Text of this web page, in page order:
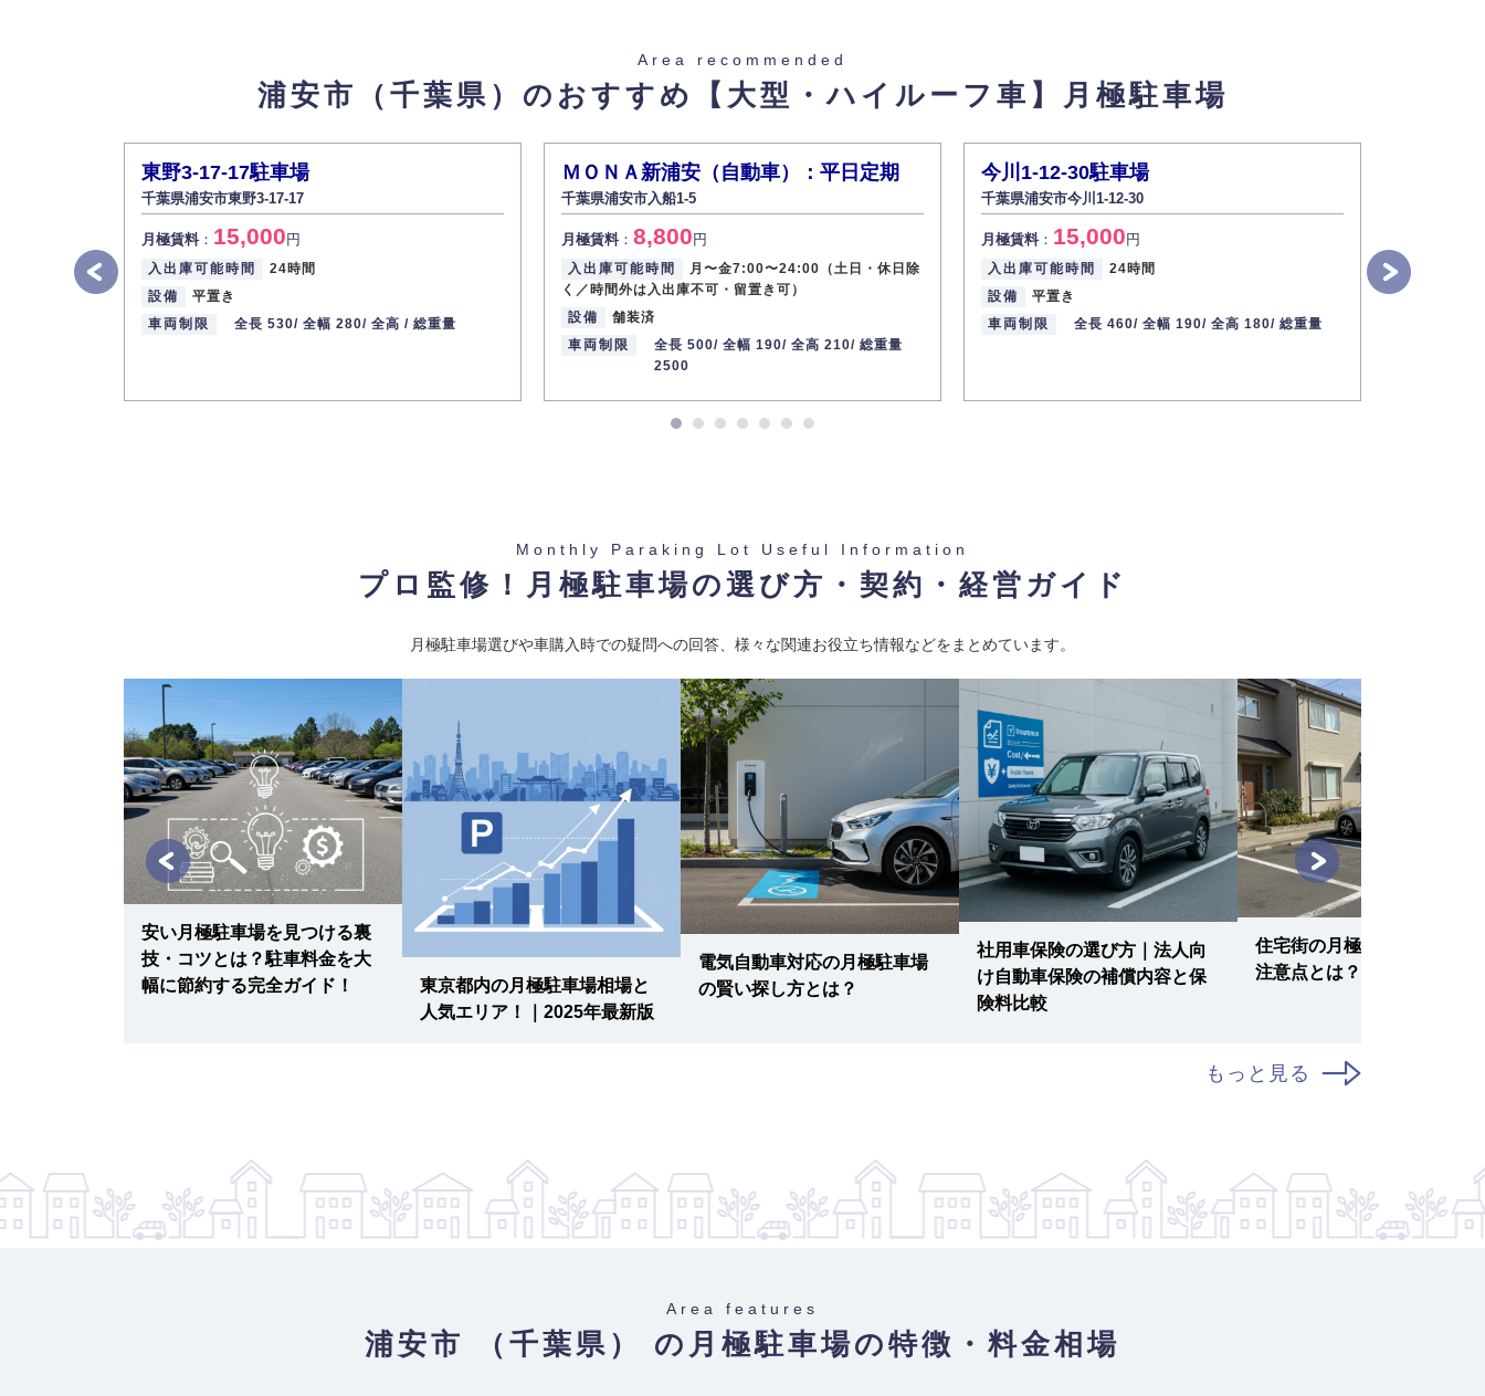
入出庫可能時間
24時間
車両制限
全長 546/ 全幅 295/ 全高 / 総重量
最寄り駅
JR京葉線 / 新浦安駅
浦安富士見駐車場
月極賃料：お問合せください
所在地
入出庫可能時間
24時間
10
全長 600/ 全幅 210/ 全高 -/ 総重量 -
新浦安第２（自動車）：平面1 【物件ID BUK1818501】
月極賃料：18,334円
所在地
千葉県浦安市入船4丁目
入出庫可能時間
24時間
設備
舗装済
車両制限
全長 500/ 全幅 190/ 全高 210/ 総重量 2500
12
新浦安第２（自動車）：平面2【物件ID BUK1818503】
13
新浦安第２（自動車）：平面（軽自動車） 【物件ID
千葉県浦安市入船4丁目
14
Area recommended
浦安市（千葉県）のおすすめ 【大型・ハイルーフ車】月極駐車場
東野3-17-17駐車場
千葉県浦安市東野3-17-17
月極賃料： 15,000円
入出庫可能時間
24時間
設備
平置き
車両制限
全長 530/ 全幅 280/ 全高 / 総重量
ＭＯＮＡ新浦安（自動車）：平日定期
千葉県浦安市入船1-5
月極賃料： 8,800円
入出庫可能時間
月〜金7:00〜24:00（土日・休日除
く／時間外は入出庫不可・留置き可）
設備
舗装済
車両制限
全長 500/ 全幅 190/ 全高 210/ 総重量
2500
今川1-12-30駐車場
千葉県浦安市今川1-12-30
月極賃料： 15,000円
入出庫可能時間
24時間
設備
平置き
車両制限
全長 460/ 全幅 190/ 全高 180/ 総重量
入出庫可
Monthly Paraking Lot Useful Information
プロ監修！月極駐車場の選び方・契約・経営ガイド
月極駐車場選びや車購入時での疑問への回答、様々な関連お役立ち情報などをまとめています。
安い月極駐車場を見つける裏
技・コツとは？駐車料金を大
幅に節約する完全ガイド！
東京都内の月極駐車場相場と
人気エリア！｜2025年最新版
電気自動車対応の月極駐車場
の賢い探し方とは？
社用車保険の選び方｜法人向
け自動車保険の補償内容と保
険料比較
住宅街の月極駐車場の特徴と
注意点とは？
もっと見る
Area features
浦安市 （千葉県） の月極駐車場の特徴・料金相場